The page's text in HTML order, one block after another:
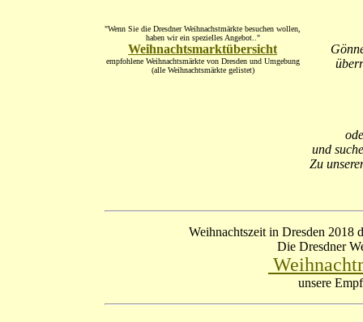
"Wenn Sie die Dresdner Weihnachstmärkte besuchen wollen,
haben wir ein spezielles Angebot.."
Weihnachtsmarktübersicht
empfohlene Weihnachtsmärkte von Dresden und Umgebung
(alle Weihnachtsmärkte gelistet)
und
Zu
Weihnachtszeit in Dresden 2018
Die Dresdner
unsere